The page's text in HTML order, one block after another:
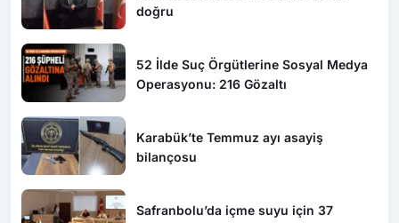
doğru
52 İlde Suç Örgütlerine Sosyal Medya
Operasyonu: 216 Gözaltı
Karabük’te Temmuz ayı asayiş
bilançosu
Safranbolu’da içme suyu için 37